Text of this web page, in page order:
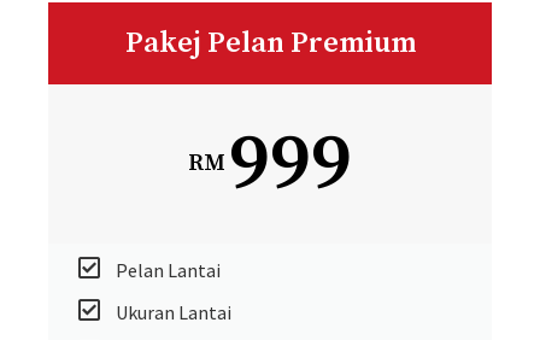
Pakej Pelan Premium
RM 999
Pelan Lantai
Ukuran Lantai